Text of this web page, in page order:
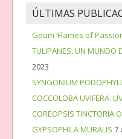
ÚLTIMAS
Geum ‘Flames of
TULIPANES, UN MUNDO
2023
SYNGONIUM
COCCOLOBA UVIFERA:
COREOPSIS TINCTORIA
GYPSOPHILA MURALIS 7